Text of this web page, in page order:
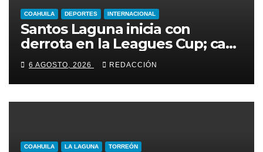
COAHUILA DEPORTES INTERNACIONAL
Santos Laguna inicia con
derrota en la Leagues Cup; cae
2-0 ante New York City FC
6 AGOSTO, 2026 REDACCIÓN
COAHUILA LA LAGUNA TORREÓN